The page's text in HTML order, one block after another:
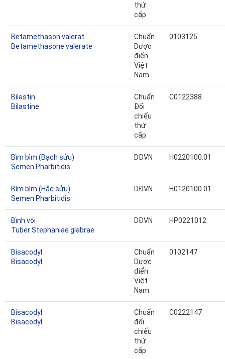
thứ
cấp
Betamethason valerat
Betamethasone valerate
Chuẩn
Dược
điển
Việt
Nam
0103125
Bilastin
Bilastine
Chuẩn
Đối
chiếu
thứ
cấp
C0122388
Bìm bìm (Bạch sửu)
Semen Pharbitidis
DĐVN H0220100.01
Bìm bìm (Hắc sửu)
Semen Pharbitidis
DĐVN H0120100.01
Bình vôi
Tuber Stephaniae glabrae
DĐVN HP0221012
Bisacodyl
Bisacodyl
Chuẩn
Dược
điển
Việt
Nam
0102147
Bisacodyl
Bisacodyl
Chuẩn
đối
chiếu
thứ
cấp
C0222147